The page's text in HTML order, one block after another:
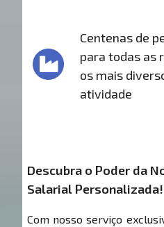
Centenas de
para todas as
os mais
atividade
Descubra o Poder da
Salarial Personalizada!
Com nosso serviço